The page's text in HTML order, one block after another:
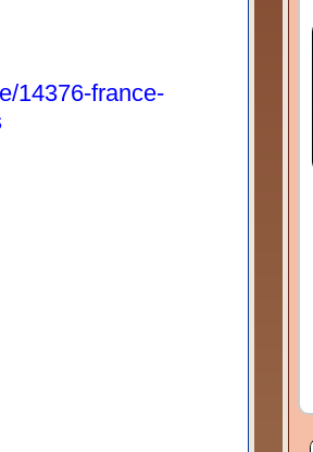
14376-france-